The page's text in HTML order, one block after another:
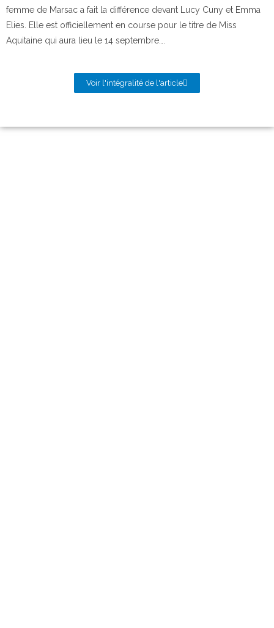
femme de Marsac a fait la différence devant Lucy Cuny et Emma
Elies. Elle est officiellement en course pour le titre de Miss
Aquitaine qui aura lieu le 14 septembre….
Voir l'intégralité de l'article